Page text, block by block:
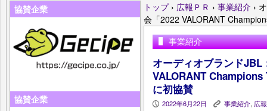
協賛企業
協賛企業
トップ › 広報ＰＲ › 事業紹介 ›
会「2022 VALORANT
事業紹介
オーディオブランドJBL
VALORANT
に初協賛
P 2022年6月22日 K 事業紹介, 広